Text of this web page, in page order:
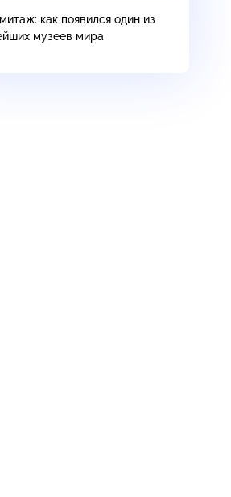
как появился один из
музеев мира